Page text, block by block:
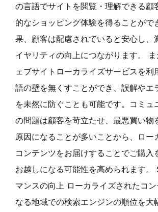
の言語でサイトを閲覧・理解できる顧
的なショッピング体験を得ることがで
果、顧客は配慮されていると安心し、
イヤリティの向上につながります。
ェブサイトローカライズサービスを利
語の壁を無くすことができ、誤解やエ
を未然に防ぐことも可能です。コミュ
の問題は顧客を苛立たせ、最悪買い物
原因になることが多いことから、ロー
コンテンツをお届けすることでご購入
お越しになる可能性を高められます。
マンスの向上 ローカライズされたコ
なる地域での検索エンジンの順位を大